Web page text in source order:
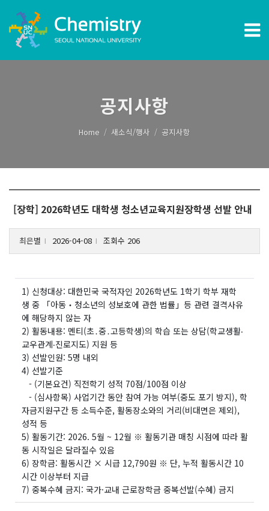
공지사항
Home 새소식/행사 공지사항
[장학] 2026학년도 대학생 청소년교육지원장학생 선발 안내
최은별 2026-04-08 조회수 206
1) 신청대상: 대한민국 국적자인 2026학년도 1학기 학부 재학
생 중 「아동‧청소년의 성보호에 관한 법률」등 관련 결격사유
에 해당하지 않는 자
2) 활동내용: 멘티(초․중․고등학생)의 학습 또는 상담(학교생활‧
교우관계‧진로지도) 지원 등
3) 선발인원: 5명 내외
4) 선발기준
- (기본요건) 직전학기 성적 70점/100점 이상
- (심사항목) 사업기간 동안 참여 가능 여부(중도 포기 방지), 학
자금지원구간 등 소득수준, 활동장소와의 거리(비대면은 제외),
성적 등
5) 활동기간: 2026. 5월 ~ 12월 ※ 활동기관 매칭 시점에 따라 활
동 시작일은 달라질수 있음
6) 장학금: 활동시간 × 시급 12,790원 ※ 단, 누적 활동시간 10
시간 이상부터 지급
7) 중복수혜 금지: 국가·교내 근로장학금 중복선발(수혜) 금지